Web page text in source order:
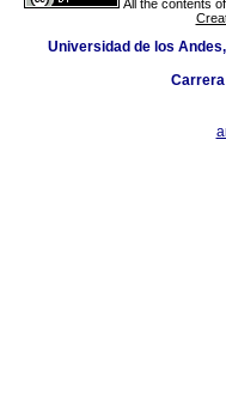
All the contents
Universidad de los
Carrera